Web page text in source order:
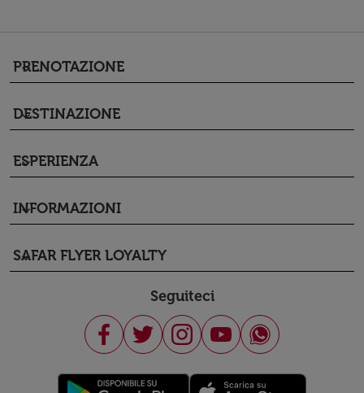
PRENOTAZIONE
keyboard_arrow_down
DESTINAZIONE
keyboard_arrow_down
ESPERIENZA
keyboard_arrow_down
INFORMAZIONI
keyboard_arrow_down
SAFAR FLYER LOYALTY
keyboard_arrow_down
Seguiteci